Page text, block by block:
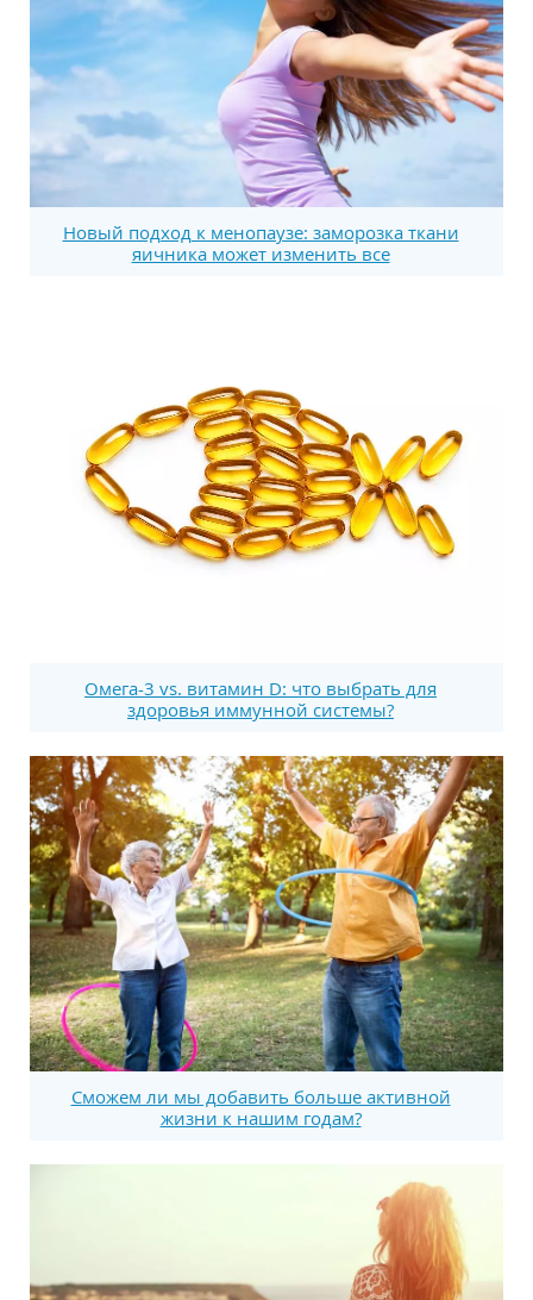
Новый подход к менопаузе: заморозка ткани
яичника может изменить все
Омега-3 vs. витамин D: что выбрать для
здоровья иммунной системы?
Сможем ли мы добавить больше активной
жизни к нашим годам?